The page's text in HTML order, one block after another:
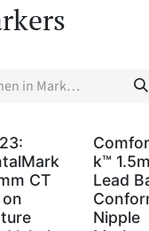
CT
k™
Lead
Nipple